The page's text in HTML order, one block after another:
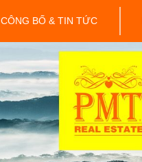
CÔNG BỐ & TIN TỨC